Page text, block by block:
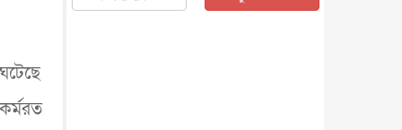
জাতীয় ৫ আগস্ট, ২০২৬